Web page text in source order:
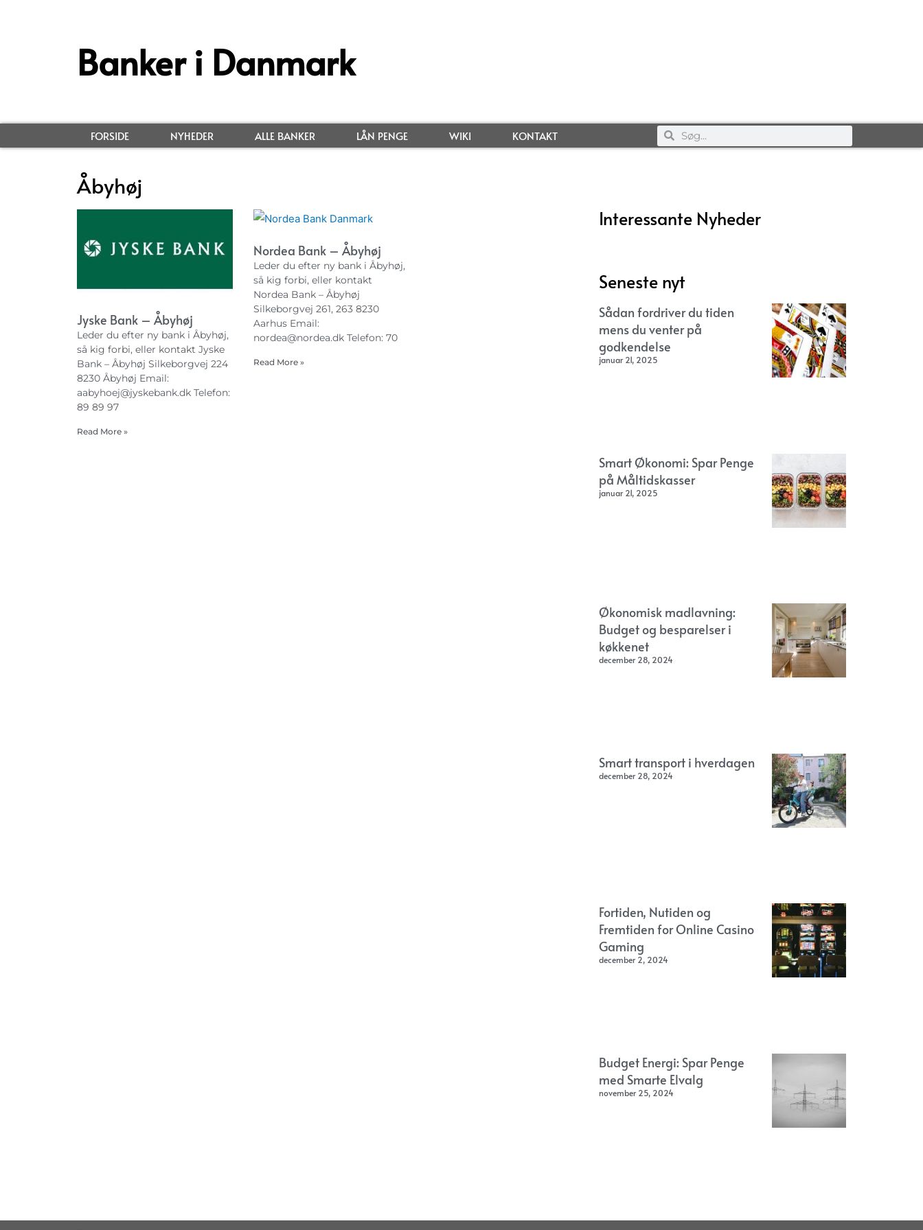
Banker i Danmark
FORSIDE NYHEDER ALLE BANKER LÅN PENGE WIKI KONTAKT
Åbyhøj
Jyske Bank – Åbyhøj
Leder du efter ny bank i Åbyhøj,
så kig forbi, eller kontakt Jyske
Bank – Åbyhøj Silkeborgvej 224
8230 Åbyhøj Email:
aabyhoej@jyskebank.dk Telefon:
89 89 97
Read More »
Nordea Bank – Åbyhøj
Leder du efter ny bank i Åbyhøj,
så kig forbi, eller kontakt
Nordea Bank – Åbyhøj
Silkeborgvej 261, 263 8230
Aarhus Email:
nordea@nordea.dkTelefon: 70
Read More »
Interessante Nyheder
Seneste nyt
Sådan fordriver du tiden
mens du venter på
godkendelse
januar 21, 2025
Smart Økonomi: Spar Penge
på Måltidskasser
januar 21, 2025
Økonomisk madlavning:
Budget og besparelser i
køkkenet
december 28, 2024
Smart transport i hverdagen
december 28, 2024
Fortiden, Nutiden og
Fremtiden for Online Casino
Gaming
december 2, 2024
Budget Energi: Spar Penge
med Smarte Elvalg
november 25, 2024